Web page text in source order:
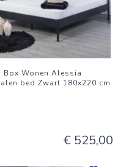
Box Wonen Alessia
bed Zwart 180x220 cm
€ 525,00